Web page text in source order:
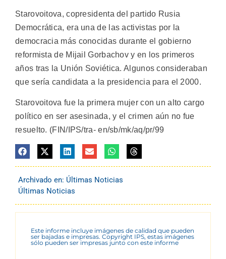
Starovoitova, copresidenta del partido Rusia
Democrática, era una de las activistas por la
democracia más conocidas durante el gobierno
reformista de Mijail Gorbachov y en los primeros
años tras la Unión Soviética. Algunos consideraban
que sería candidata a la presidencia para el 2000.
Starovoitova fue la primera mujer con un alto cargo
político en ser asesinada, y el crimen aún no fue
resuelto. (FIN/IPS/tra- en/sb/mk/aq/pr/99
Archivado en: Últimas Noticias
Últimas Noticias
Este informe incluye imágenes de calidad que pueden
ser bajadas e impresas. Copyright IPS, estas imágenes
sólo pueden ser impresas junto con este informe